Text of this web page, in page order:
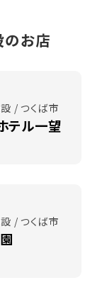
のお店
/ つくば市
テル一望
/ つくば市